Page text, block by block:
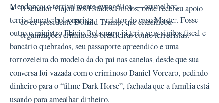
O senador viajou aos Estados Unidos, onde recebeu apoio
do ex‑presidente Donald Trump, que classificou
organizações criminosas brasileiras como terroristas.
Mendonça, o terrivelmente evangélico, —ou melhor,
terrivelmente bolsonarista—, relator do caso Master. Fosse
outro o ministro Flávio Bolsonaro já teria seus sigilos fiscal e
bancário quebrados, seu passaporte apreendido e uma
tornozeleira do modelo da do pai nas canelas, desde que sua
conversa foi vazada com o criminoso Daniel Vorcaro, pedindo
dinheiro para o “filme Dark Horse”, fachada que a família está
usando para amealhar dinheiro.